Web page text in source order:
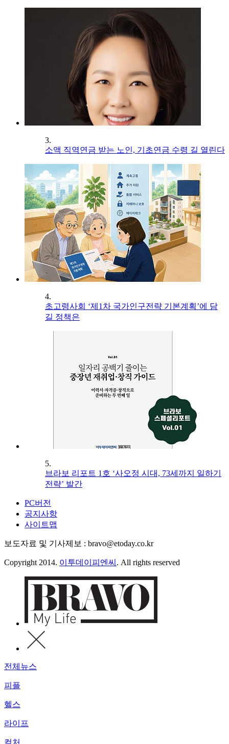
3.
소액 직역연금 받는 노인, 기초연금 수령 길 열린다
4.
초고령사회 ‘제1차 국가인구전략 기본계획’에 담
길 정책은
5.
브라보 리포트 1호 ‘사오정 시대, 73세까지 일하기
전략’ 발간
PC버전
공지사항
사이트맵
보도자료 및 기사제보 : bravo@etoday.co.kr
Copyright 2014. 이투데이피엔씨 . All rights reserved
전체뉴스
피플
헬스
라이프